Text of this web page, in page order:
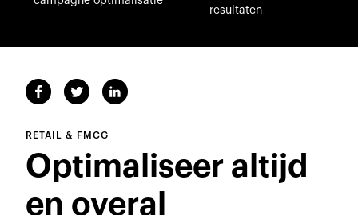
resultaten
RETAIL & FMCG
Optimaliseer altijd
en overal